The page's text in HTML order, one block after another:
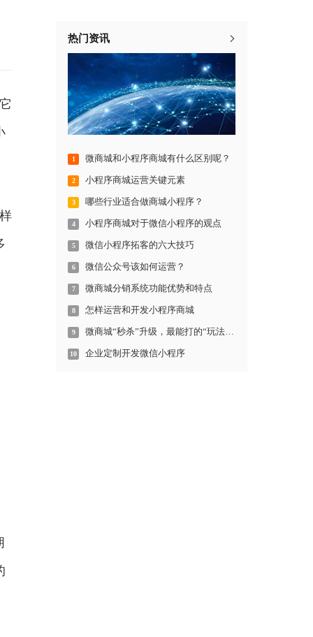
热门资讯
1 微商城和小程序商城有什么区别呢？
2 小程序商城运营关键元素
3 哪些行业适合做商城小程序？
4 小程序商城对于微信小程序的观点
5 微信小程序拓客的六大技巧
6 微信公众号该如何运营？
7 微商城分销系统功能优势和特点
8 怎样运营和开发小程序商城
9 微商城“秒杀”升级，最能打的“玩法”来了
10 企业定制开发微信小程序